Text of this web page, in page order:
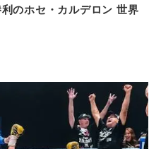
のホセ・カルデロン 世界